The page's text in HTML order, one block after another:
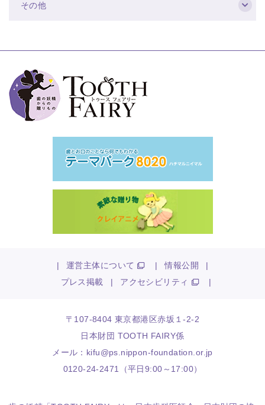
その他
| 運営主体について | 情報公開
|
プレス掲載
| アクセシビリティ |
〒107-8404 東京都港区赤坂１-2-2
日本財団 TOOTH FAIRY係
メール： kifu@ps.nippon-foundation.or.jp
0120-24-2471（平日9:00～17:00）